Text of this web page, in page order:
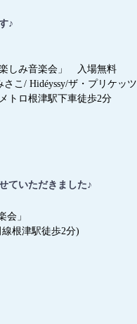
♪
楽しみ音楽会」 入場無料
こ/ Hidéyssy/ザ・プリケッツ
トロ根津駅下車徒歩2分
ていただきました♪
会」
根津駅徒歩2分)